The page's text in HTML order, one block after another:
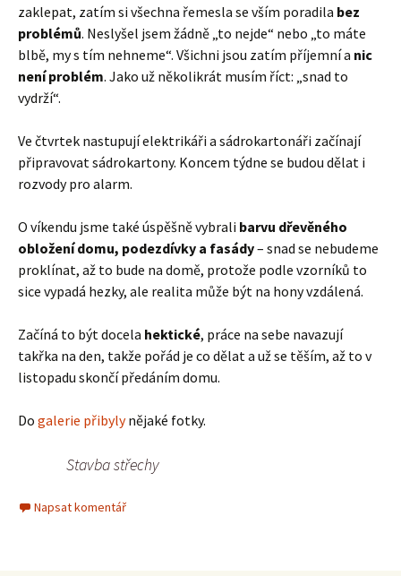
zaklepat, zatím si všechna řemesla se vším poradila bez
problémů. Neslyšel jsem žádně „to nejde“ nebo „to máte
blbě, my s tím nehneme“. Všichni jsou zatím příjemní a nic
není problém. Jako už několikrát musím říct: „snad to
vydrží“.
Ve čtvrtek nastupují elektrikáři a sádrokartonáři začínají
připravovat sádrokartony. Koncem týdne se budou dělat i
rozvody pro alarm.
O víkendu jsme také úspěšně vybrali barvu dřevěného
obložení domu, podezdívky a fasády– snad se nebudeme
proklínat, až to bude na domě, protože podle vzorníků to
sice vypadá hezky, ale realita může být na hony vzdálená.
Začíná to být docela hektické, práce na sebe navazují
takřka na den, takže pořád je co dělat a už se těším, až to v
listopadu skončí předáním domu.
Do galerie přibylynějaké fotky.
Stavba střechy
Napsat komentář